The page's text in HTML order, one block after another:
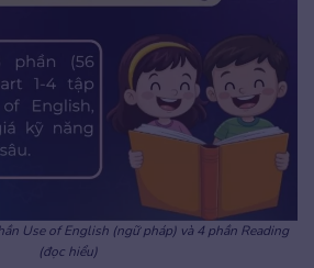
Use of English (ngữ pháp) và 4 phần Reading
(đọc hiểu)